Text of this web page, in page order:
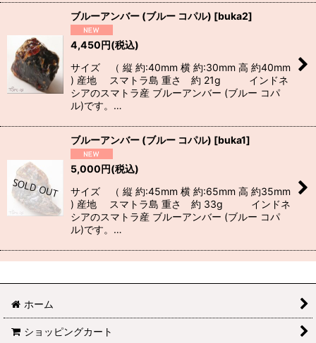
ブルーアンバー (ブルー コパル) [buka2]
4,450円(税込)
サイズ （ 縦 約:40mm 横 約:30mm 高 約40mm
) 産地 スマトラ島 重さ 約 21g インドネ
シアのスマトラ産 ブルーアンバー (ブルー コパ
ル)です。…
ブルーアンバー (ブルー コパル) [buka1]
5,000円(税込)
サイズ （ 縦 約:45mm 横 約:65mm 高 約35mm
) 産地 スマトラ島 重さ 約 33g インドネ
シアのスマトラ産 ブルーアンバー (ブルー コパ
ル)です。…
ホーム
ショッピングカート